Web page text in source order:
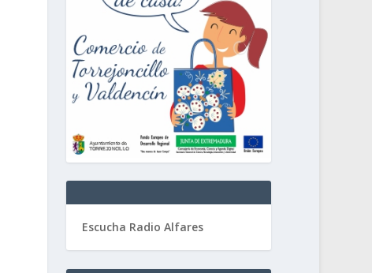
Escucha Radio Alfares